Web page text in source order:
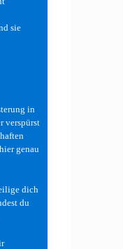
sie
in
verspürst
genau
dich
du